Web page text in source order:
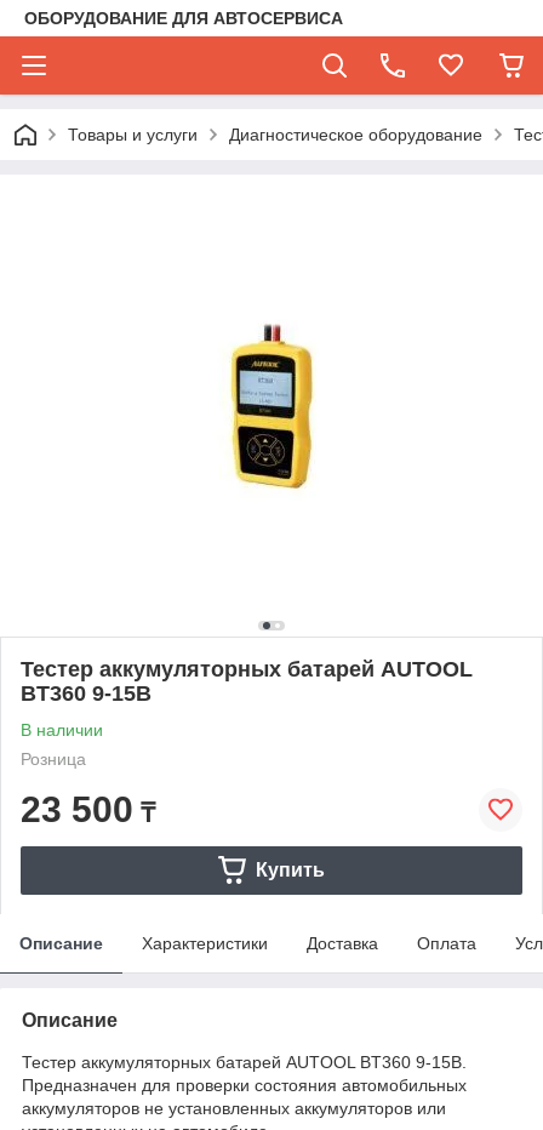
ОБОРУДОВАНИЕ ДЛЯ АВТОСЕРВИСА
Товары и услуги Диагностическое оборудование
Тестер аккумуляторных батарей AUTOOL
BT360 9-15В
В наличии
Розница
23 500 ₸
Купить
Описание Характеристики Доставка Оплата
Описание
Тестер аккумуляторных батарей AUTOOL BT360 9-15В.
Предназначен для проверки состояния автомобильных
аккумуляторов не установленных аккумуляторов или